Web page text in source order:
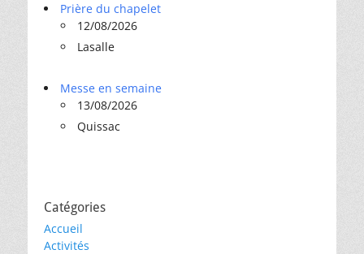
Prière du chapelet
12/08/2026
Lasalle
Messe en semaine
13/08/2026
Quissac
Catégories
Accueil
Activités